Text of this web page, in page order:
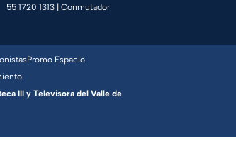
55 1720 1313 | Conmutador
Promo Espacio
III y Televisora del Valle de